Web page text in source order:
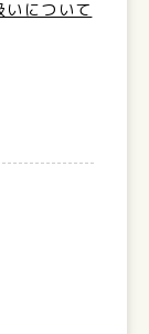
いについて